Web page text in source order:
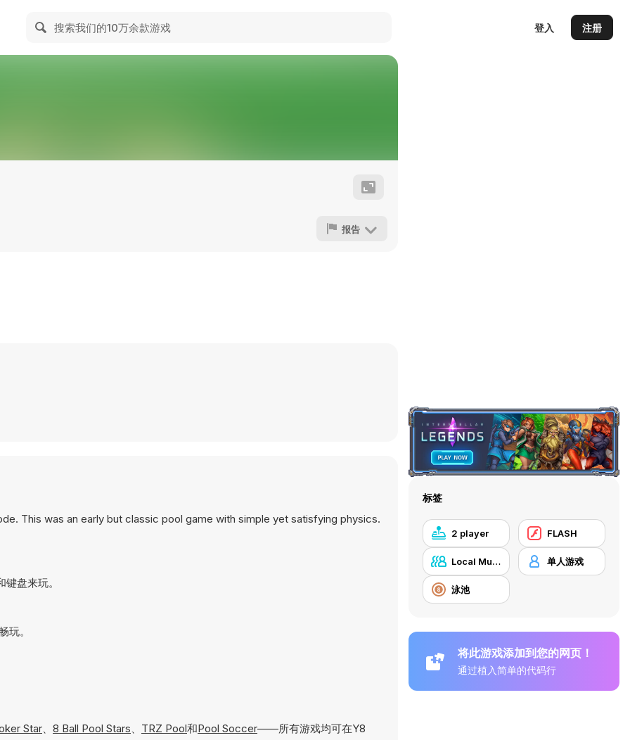
登入 注册
报告
This was an early but classic pool game with simple yet satisfying physics.
盘来玩。
玩。
Snooker Star、 8 Ball Pool Stars、 TRZ Pool和Pool Soccer——所有游戏均可在Y8
标签
2 player FLASH
Local Multiplayer 单人游戏
泳池
将此游戏添加到您的网页！
通过植入简单的代码行